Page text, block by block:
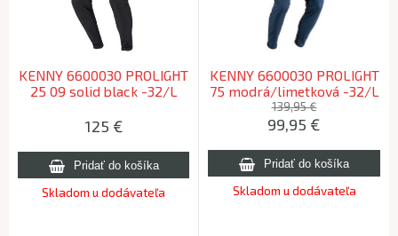
KENNY 6600030 PROLIGHT
25 09 solid black -32/L
125 €
Skladom u dodávateľa
KENNY 6600030 PROLIGHT
75 modrá/limetková -32/L
139,95 €
99,95 €
Skladom u dodávateľa